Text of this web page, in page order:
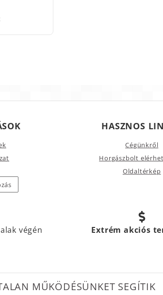
HASZNOS
Cégünkről
Horgászbolt
Oldaltérkép
végén Extrém akciós
MŰKÖDÉSÜNKET SEGÍTIK